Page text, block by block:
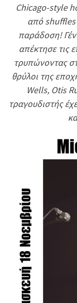
Chicago-style
από shuffles
παράδοση!
απέκτησε τις
τρυπώνοντας
θρύλοι της
Wells, Otis
τραγουδιστής